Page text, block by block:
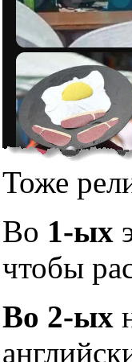
Тоже
Во 1-ых
чтобы
Во 2-ых